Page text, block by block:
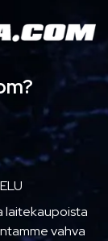
laitekaupoista
vahva